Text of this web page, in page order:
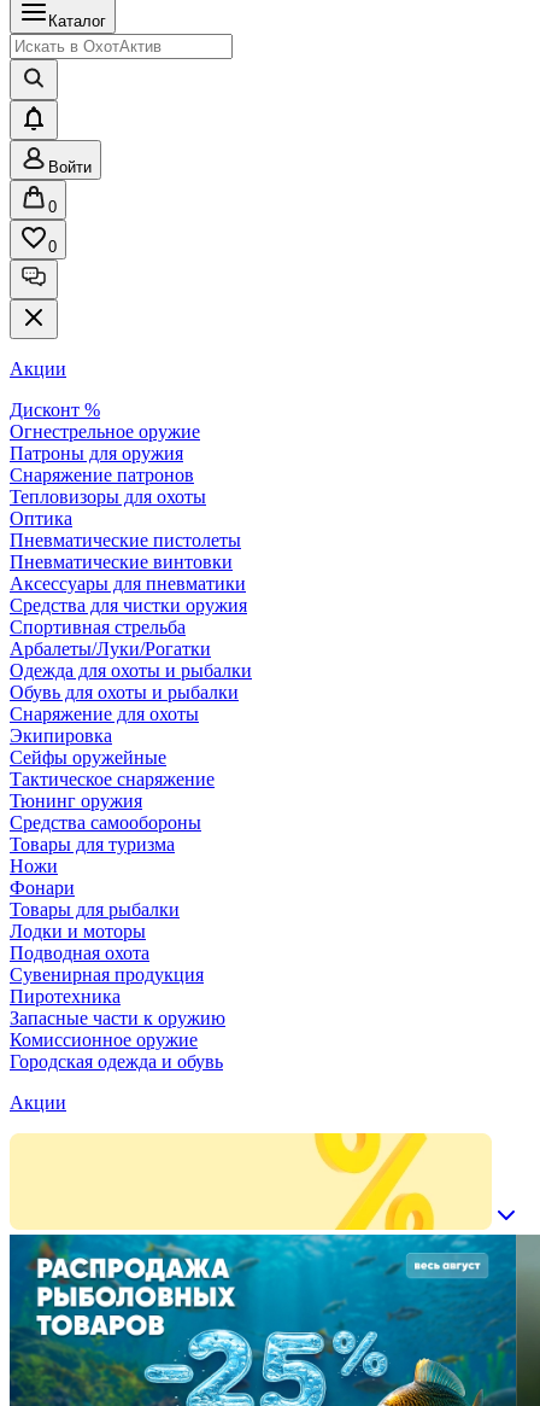
Каталог
Войти
0
0
Акции
Дисконт %
Огнестрельное оружие
Патроны для оружия
Снаряжение патронов
Тепловизоры для охоты
Оптика
Пневматические пистолеты
Пневматические винтовки
Аксессуары для пневматики
Средства для чистки оружия
Спортивная стрельба
Арбалеты/Луки/Рогатки
Одежда для охоты и рыбалки
Обувь для охоты и рыбалки
Снаряжение для охоты
Экипировка
Сейфы оружейные
Тактическое снаряжение
Тюнинг оружия
Средства самообороны
Товары для туризма
Ножи
Фонари
Товары для рыбалки
Лодки и моторы
Подводная охота
Сувенирная продукция
Пиротехника
Запасные части к оружию
Комиссионное оружие
Городская одежда и обувь
Акции